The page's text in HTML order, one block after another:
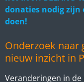
donaties nodig zijn
doen!
Onderzoek naar
nieuw inzicht in
Veranderingen in